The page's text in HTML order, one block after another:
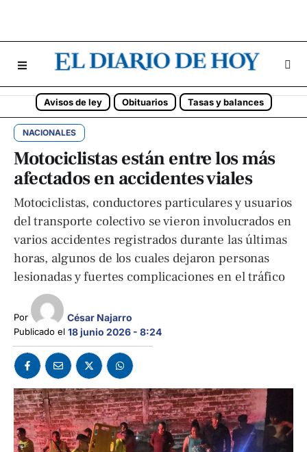
Avisos de ley Obituarios Tasas y balances
NACIONALES
Motociclistas están entre los más
afectados en accidentes viales
Motociclistas, conductores particulares y usuarios
del transporte colectivo se vieron involucrados en
varios accidentes registrados durante las últimas
horas, algunos de los cuales dejaron personas
lesionadas y fuertes complicaciones en el tráfico
Por César Najarro
Publicado el 18 junio 2026 - 8:24